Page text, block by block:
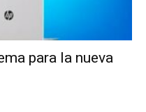
para la nueva